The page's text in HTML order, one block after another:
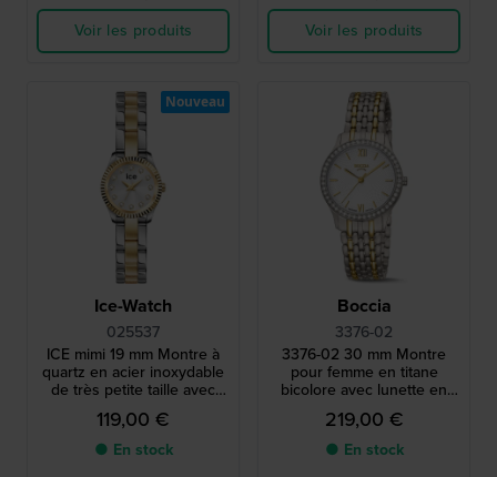
Voir les produits
Voir les produits
Ice-Watch
025537
ICE mimi 19 mm Montre à
quartz en acier inoxydable
de très petite taille avec
index en cristal
119,00 €
● En stock
Nouveau
Boccia
3376-02
3376-02 30 mm Montre
pour femme en titane
bicolore avec lunette en
cristal.
219,00 €
● En stock